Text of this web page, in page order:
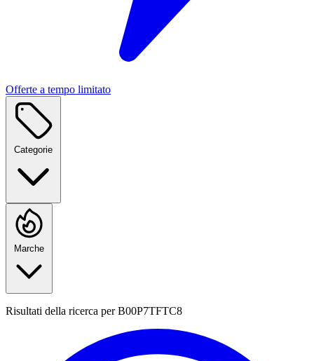
Offerte a tempo limitato
Categorie
Marche
Risultati della ricerca perB00P7TFTC8